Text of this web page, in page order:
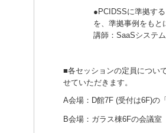
●PCIDSSに準拠す
を、準拠事例をもと
講師：SaaSシス
■各セッションの定員につい
せていただきます。
A会場：D館7F (受付は6F)の
B会場：ガラス棟6Fの会議室